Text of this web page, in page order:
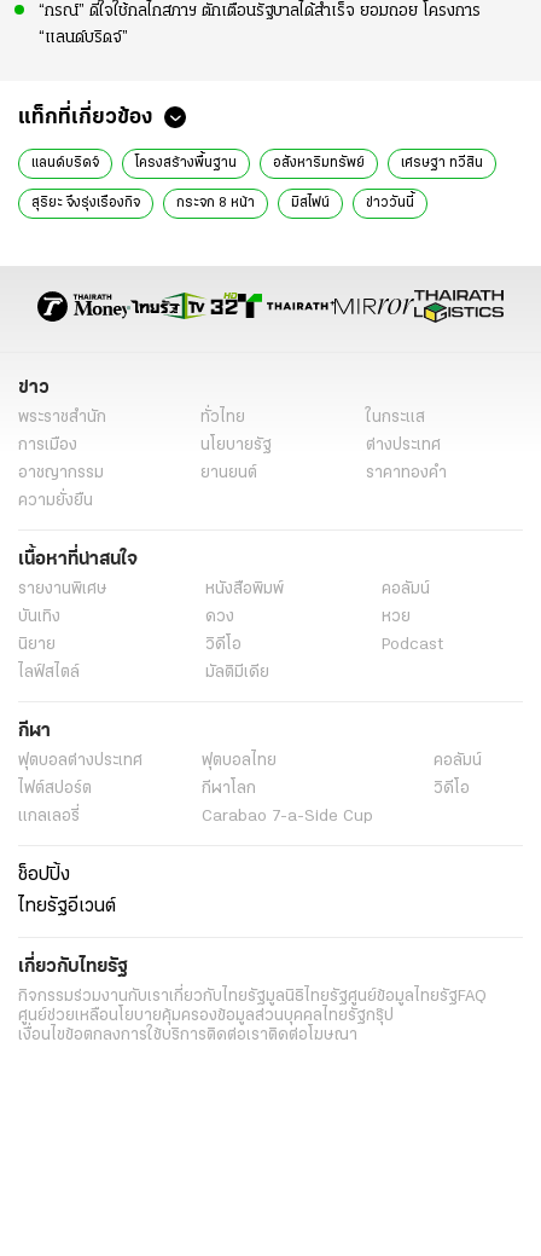
“กรณ์” ดีใจใช้กลไกสภาฯ ตักเตือนรัฐบาลได้สำเร็จ ยอมถอย โครงการ
“แลนด์บริดจ์”
แท็กที่เกี่ยวข้อง
แลนด์บริดจ์ โครงสร้างพื้นฐาน อสังหาริมทรัพย์ เศรษฐา ทวีสิน
สุริยะ จึงรุ่งเรืองกิจ กระจก 8 หน้า มิสไฟน์ ข่าววันนี้
ข่าว
พระราชสำนัก ทั่วไทย
ในกระแส
การเมือง
นโยบายรัฐ
ต่างประเทศ
อาชญากรรม
ยานยนต์
ราคาทองคำ
ความยั่งยืน
เนื้อหาที่น่าสนใจ
รายงานพิเศษ หนังสือพิมพ์
คอลัมน์
บันเทิง
ดวง
หวย
นิยาย
วิดีโอ
Podcast
ไลฟ์สไตล์
มัลติมีเดีย
กีฬา
ฟุตบอลต่่างประเทศ ฟุตบอลไทย
คอลัมน์
ไฟต์สปอร์ต
กีฬาโลก
วิดีโอ
แกลเลอรี่
Carabao 7-a-Side Cup
ช็อปปิ้ง
ไทยรัฐอีเวนต์
เกี่ยวกับไทยรัฐ
กิจกรรมร่วมงานกับเราเกี่ยวกับไทยรัฐมูลนิธิไทยรัฐศูนย์ข้อมูลไทยรัฐFAQ
ศูนย์ช่วยเหลือนโยบายคุ้มครองข้อมูลส่วนบุคคลไทยรัฐกรุ๊ป
เงื่อนไขข้อตกลงการใช้บริการติดต่อเราติดต่อโฆษณา